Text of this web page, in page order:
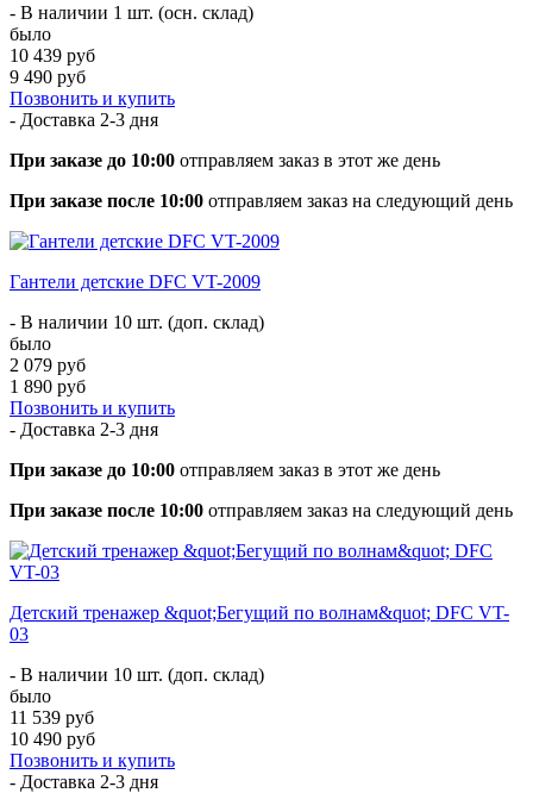
- В наличии 1 шт. (осн. склад)
было
10 439 руб
9 490 руб
Позвонить и купить
- Доставка 2-3 дня
При заказе до 10:00 отправляем заказ в этот же день
При заказе после 10:00 отправляем заказ на следующий день
Гантели детские DFC VT-2009
- В наличии 10 шт. (доп. склад)
было
2 079 руб
1 890 руб
Позвонить и купить
- Доставка 2-3 дня
При заказе до 10:00 отправляем заказ в этот же день
При заказе после 10:00 отправляем заказ на следующий день
Детский тренажер &quot;Бегущий по волнам&quot; DFC VT-
03
- В наличии 10 шт. (доп. склад)
было
11 539 руб
10 490 руб
Позвонить и купить
- Доставка 2-3 дня